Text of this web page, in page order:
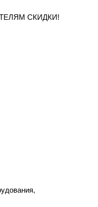
СКИДКИ!